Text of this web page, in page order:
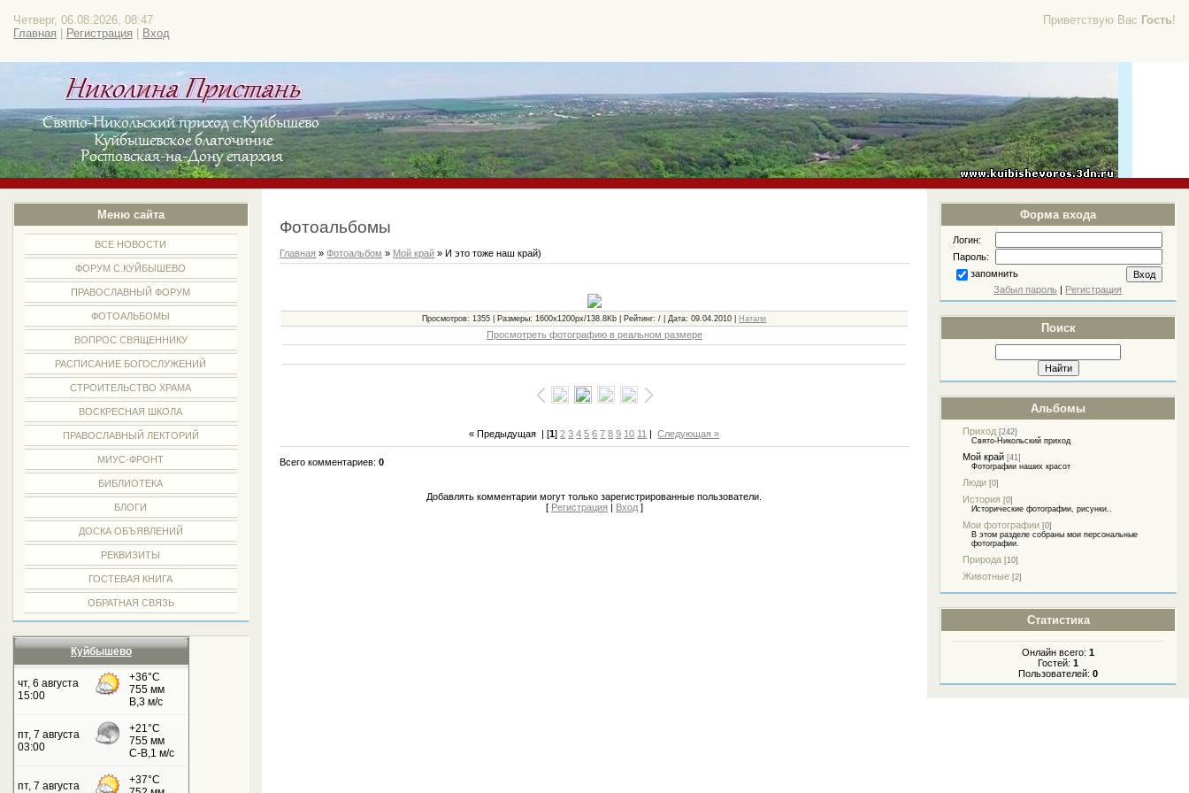
Приветствую Вас Гость!
Четверг, 06.08.2026, 08:47
Главная
Регистрация Вход
Меню сайта
ВСЕ НОВОСТИ
ФОРУМ С.КУЙБЫШЕВО
ПРАВОСЛАВНЫЙ ФОРУМ
ФОТОАЛЬБОМЫ
ВОПРОС СВЯЩЕННИКУ
РАСПИСАНИЕ БОГОСЛУЖЕНИЙ
СТРОИТЕЛЬСТВО ХРАМА
ВОСКРЕСНАЯ ШКОЛА
ПРАВОСЛАВНЫЙ ЛЕКТОРИЙ
МИУС-ФРОНТ
БИБЛИОТЕКА
БЛОГИ
ДОСКА ОБЪЯВЛЕНИЙ
РЕКВИЗИТЫ
ГОСТЕВАЯ КНИГА
ОБРАТНАЯ СВЯЗЬ
Куйбышево
Форма входа
Логин:
Пароль:
запомнить
Забыл пароль | Регистрация
Поиск
Альбомы
Приход [242]
Свято-Никольский приход
Мой край [41]
Фотографии наших красот
Люди [0]
История [0]
Исторические фотографии, рисунки..
Мои фотографии [0]
В этом разделе собраны мои персональные
фотографии.
Природа [10]
Животные [2]
Статистика
Онлайн всего:1
Гостей:1
Пользователей:0
Фотоальбомы
Главная »Фотоальбом » Мой край » И это тоже наш край)
Просмотров: 1355 | Размеры: 1600x1200px/138.8Kb | Рейтинг: / | Дата: 09.04.2010 | Натали
Просмотреть фотографию в реальном размере
« Предыдущая | [1]2 3 4 5 6 7 8 9 10 11 |Следующая »
Всего комментариев:0
Добавлять комментарии могут только зарегистрированные пользователи.
[ Регистрация Вход]